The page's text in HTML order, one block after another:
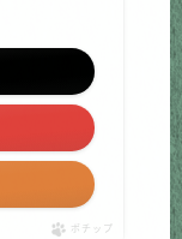
ポチップ